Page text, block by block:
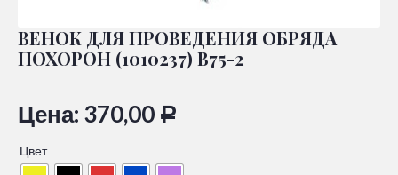
ВЕНОК ДЛЯ ПРОВЕДЕНИЯ ОБРЯДА
ПОХОРОН (1010237) В75-2
Цена: 370,00 Р
Цвет